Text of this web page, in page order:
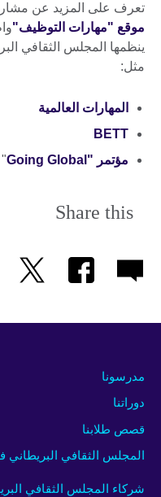
تعرف على المزيد عن
موقع "مهارات التوظيف"
ينظمها المجلس الثقافي
مثل:
المهارات العالمية
BETT
مؤتمر "Going Global
"
Share this
مدرسونا
دوراتنا
قصص طلابنا
المجلس الثقافي البريطاني
شركاء المجلس الثقافي